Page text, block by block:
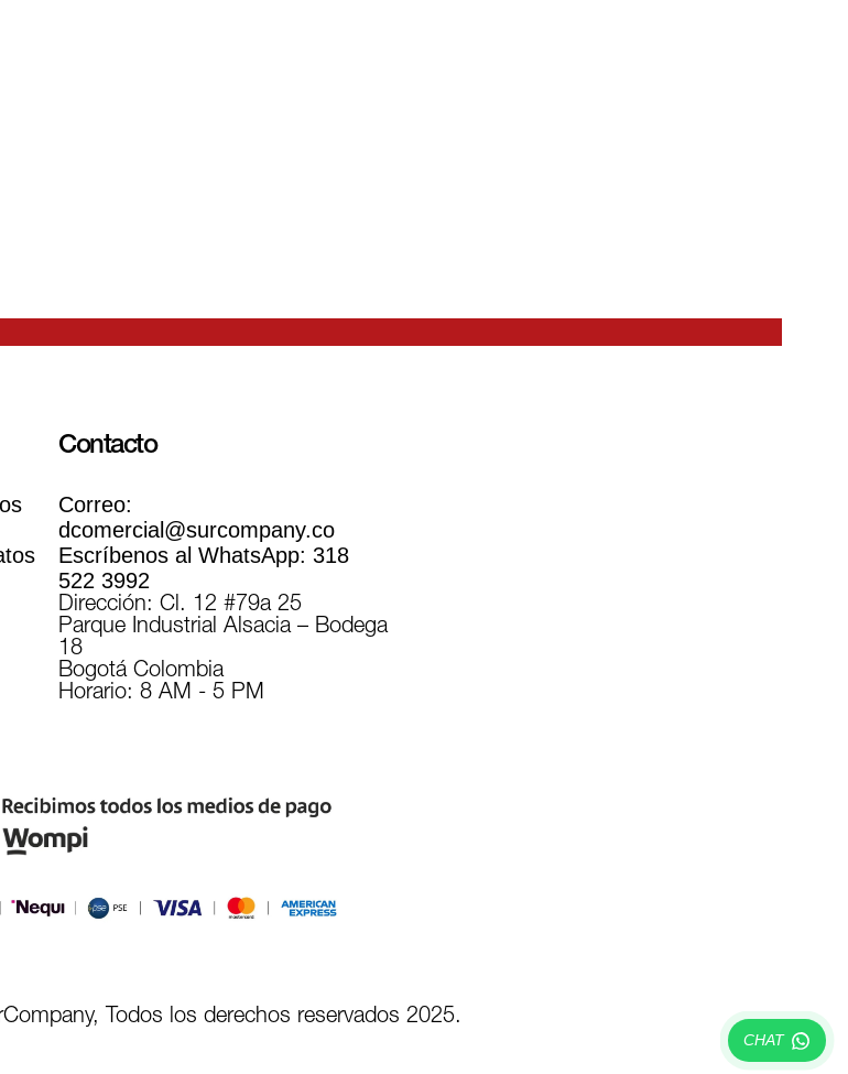
Contacto
Correo:
dcomercial@surcompany.co
Escríbenos al WhatsApp: 318
522 3992
Dirección: Cl. 12 #79a 25
Parque Industrial Alsacia – Bodega
18
Bogotá Colombia
Horario: 8 AM - 5 PM
Todos los derechos reservados 2025.
CHAT